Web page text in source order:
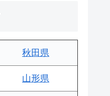
秋田県
山形県